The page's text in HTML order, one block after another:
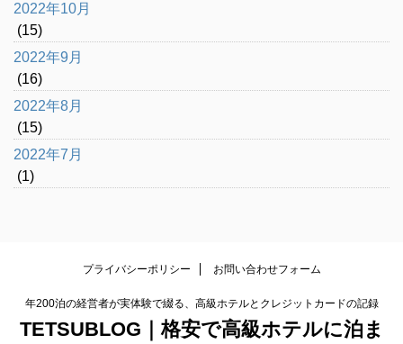
2022年10月
(15)
2022年9月
(16)
2022年8月
(15)
2022年7月
(1)
プライバシーポリシー お問い合わせフォーム
年200泊の経営者が実体験で綴る、高級ホテルとクレジットカードの記録
TETSUBLOG｜格安で高級ホテルに泊ま